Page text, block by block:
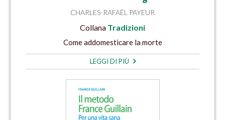
CHARLES-RAFAËL PAYEUR
Collana Tradizioni
Come addomesticare la morte
LEGGI DI PIÙ